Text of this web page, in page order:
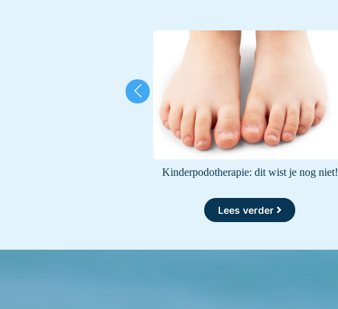
Kinderpodotherapie: dit wist je nog niet!
Lees verder